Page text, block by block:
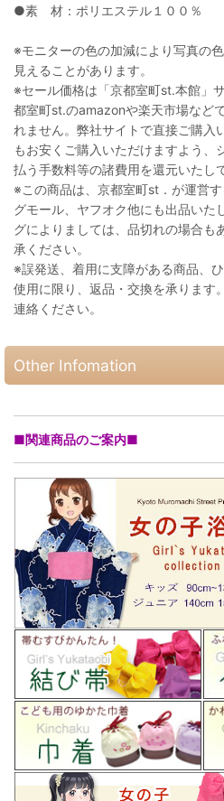
●素 材：ポリエステル１００％
※モニターの色の加減により写真の
見えることがあります。
※セール価格は「京都室町st.本館」
都室町st.のamazonや楽天市場など
れません。弊社サイトで直接ご購入
もお安くご購入いただけますよう、
払う手数料等の諸費用を還元いたし
※この商品は、京都室町st．が運営
グモール、ヤフオク他にも出品いた
グによりましては、品切れの場合も
承ください。
※誤発送、着用に支障がある商品、
使用に限り、返品・交換を承ります
連絡ください。
Other Infomation
■関連商品のご案内■